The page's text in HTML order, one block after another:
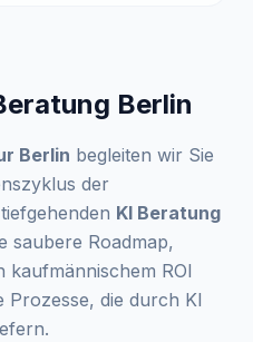
Berlin
Berlin begleiten wir Sie
der
KI Beratung
saubere Roadmap,
kaufmännischem ROI
Prozesse, die durch KI